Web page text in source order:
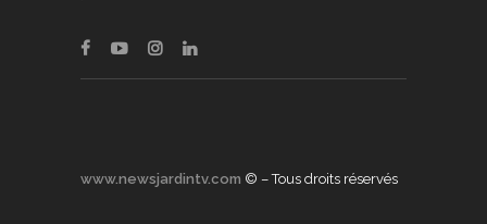
www.newsjardintv.com © – Tous droits réservés